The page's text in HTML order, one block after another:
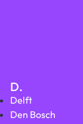
D.
Delft
Den Bosch